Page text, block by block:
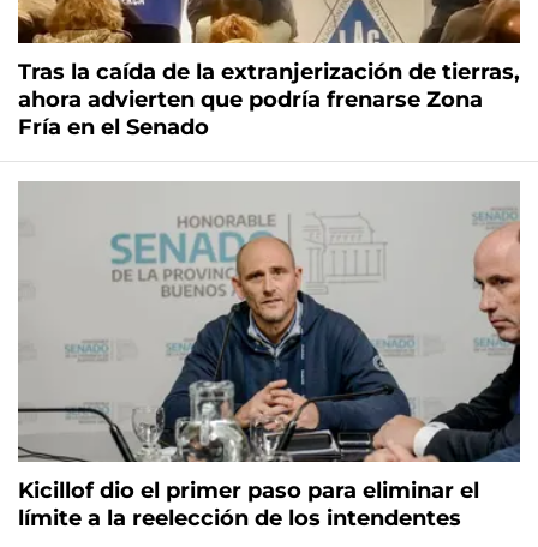
Tras la caída de la extranjerización de tierras,
ahora advierten que podría frenarse Zona
Fría en el Senado
Kicillof dio el primer paso para eliminar el
límite a la reelección de los intendentes